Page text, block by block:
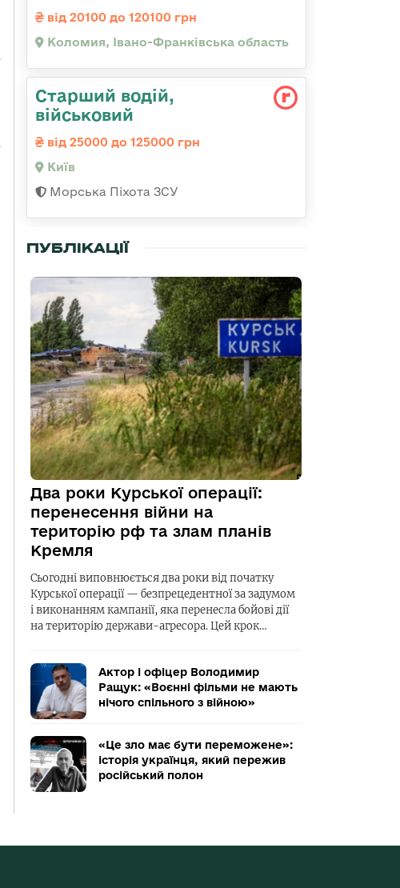
від 20100 до 120100 грн
Коломия, Івано-Франківська область
Стаpший водій,
військовий
від 25000 до 125000 грн
Київ
Морська Піхота ЗСУ
ПУБЛІКАЦІЇ
Два роки Курської операції:
перенесення війни на
територію рф та злам планів
Кремля
Сьогодні виповнюється два роки від початку
Курської операції — безпрецедентної за задумом
і виконанням кампанії, яка перенесла бойові дії
на територію держави-агресора. Цей крок…
Актор і офіцер Володимир
Ращук: «Воєнні фільми не мають
нічого спільного з війною»
«Це зло має бути переможене»:
історія українця, який пережив
російський полон